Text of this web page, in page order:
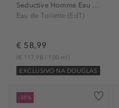
Seductive Homme Eau de...
Eau de Toilette (EdT)
€ 58,99
(€ 117,98 / 100 ml)
EXCLUSIVO NA DOUGLAS
-50%